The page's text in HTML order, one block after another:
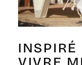
INSPIRÉ